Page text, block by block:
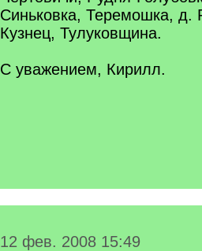
Синьковка, Теремошка, д.
Кузнец, Тулуковщина.
С уважением, Кирилл.
12 фев. 2008 15:49